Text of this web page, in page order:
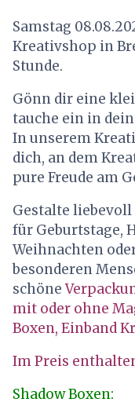
Samstag
Kreativshop in
Stunde.
Gönn dir eine
tauche ein in
In unserem
dich, an dem
pure Freude am
Gestalte
für Geburtstage,
Weihnachten
besonderen
schöne
mit oder ohne
Boxen, Einband
Im Preis
Shadow Boxen: